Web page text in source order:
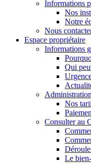
Informations
Nos
Notre
Nous
Espace propriétaire
Informations
Qui
Administration
Nos
Consulter au
Le